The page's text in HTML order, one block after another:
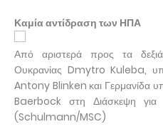
Καμία αντίδραση των ΗΠΑ
Από αριστερά προς τα
Ουκρανίας Dmytro Kuleba,
Antony Blinken και Γερμανίδα
Baerbock στη Διάσκεψη
(Schulmann/MSC)